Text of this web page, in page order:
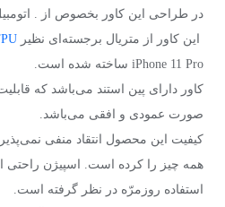
در طراحی این کاور بخصوص از .
این کاور از متریال برجسته‌ای نظیر
iPhone 11 Pro ساخته شده است.
کاور دارای پین استند می‌باشد که
صورت عمودی و افقی می‌باشد.
کیفیت این محصول انتقاد منفی
همه چیز را کرده است. اسپیژن راحتی
استفاده روزمرّه در نظر گرفته است.